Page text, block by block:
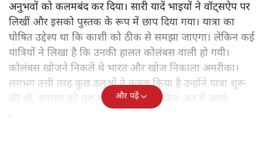
अनुभवों को कलमबंद कर दिया। सारी यादें भाइयों ने वॉट्सऐप पर
लिखीं और इसको पुस्तक के रूप में छाप दिया गया। यात्रा का
घोषित उद्देश्य था कि काशी को ठीक से समझा जाएगा। लेकिन कई
यात्रियों ने लिखा है कि उनकी हालत कोलंबस वाली हो गयी।
कोलंबस खोजने निकले थे भारत और खोज निकाला अमरीका।
लगभग उसी तरह कुछ ठलुओं ने कुबूल किया है उन्होंने यात्रा शुरू
की थी, बनारस को पूरा खोजने के लिए लेकिन अंत में अपने
आपको ही समझकर संतुष्ट हो गए।
और पढ़ें